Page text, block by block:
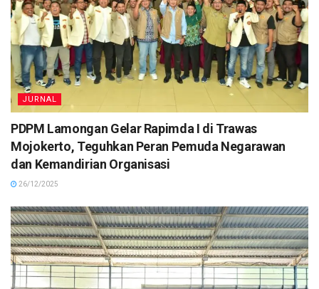
JURNAL
PDPM Lamongan Gelar Rapimda I di Trawas
Mojokerto, Teguhkan Peran Pemuda Negarawan
dan Kemandirian Organisasi
26/12/2025